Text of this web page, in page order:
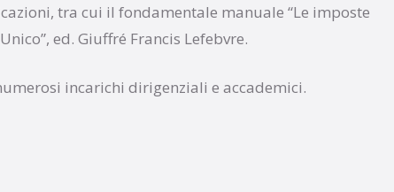
tra cui il fondamentale manuale “Le imposte
ed. Giuffré Francis Lefebvre.
incarichi dirigenziali e accademici.